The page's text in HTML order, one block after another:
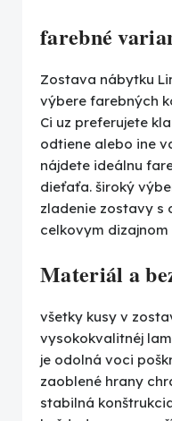
farebné
Zostava nábytku
výbere farebných
Ci uz preferujete
odtiene alebo ine
nájdete ideálnu
dieťaťa. široký
zladenie zostavy s
celkovym dizajnom
Materiál a
všetky kusy v
vysokokvalitnéj
je odolná voci
zaoblené hrany
stabilná